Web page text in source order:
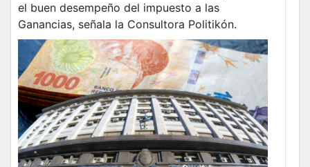
el buen desempeño del impuesto a las
Ganancias, señala la Consultora Politikón.